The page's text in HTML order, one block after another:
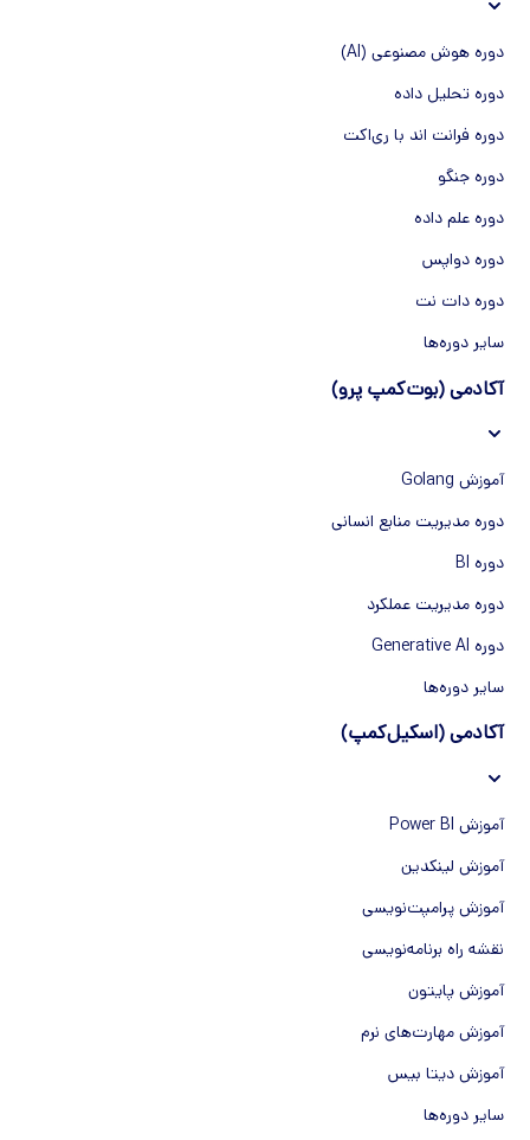
دوره هوش مصنوعی (AI)
دوره تحلیل داده
دوره فرانت اند با ری‌اکت
دوره جنگو
دوره علم داده
دوره دواپس
دوره دات نت
سایر دوره‌ها
آکادمی (بوت‌کمپ پرو)
آموزش Golang
دوره مدیریت منابع انسانی
دوره BI
دوره مدیریت عملکرد
دوره Generative AI
سایر دوره‌ها
آکادمی (اسکیل‌کمپ)
آموزش Power BI
آموزش لینکدین
آموزش پرامپت‌نویسی
نقشه راه برنامه‌نویسی
آموزش پایتون
آموزش مهارت‌های نرم
آموزش دیتا بیس
سایر دوره‌ها